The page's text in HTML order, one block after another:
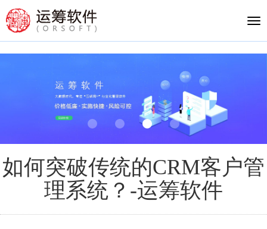
如何突破传统的CRM客户管
理系统？-运筹软件